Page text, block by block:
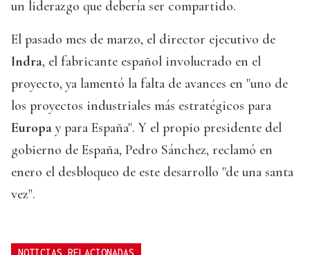
un liderazgo que debería ser compartido.
El pasado mes de marzo, el director ejecutivo de
Indra, el fabricante español involucrado en el
proyecto, ya lamentó la falta de avances en "uno de
los proyectos industriales más estratégicos para
Europa y para España". Y el propio presidente del
gobierno de España, Pedro Sánchez, reclamó en
enero el desbloqueo de este desarrollo "de una santa
vez".